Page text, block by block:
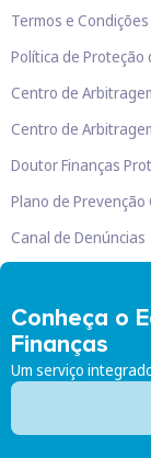
Conheça o
Finanças
Um serviço
Termos e Condições
Política de Proteção
Centro de
Centro de
Doutor Finanças
Plano de Prevenção
Canal de Denúncias
Doutor Finanças, Lda